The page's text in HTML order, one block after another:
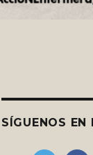
SÍGUENOS EN